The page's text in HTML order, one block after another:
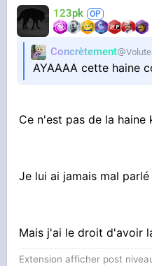
123pk
Concrètement
AYAAAA cette haine
Ce n'est pas de la haine
Je lui ai jamais mal
Mais j'ai le droit d'avoir
Extension afficher post